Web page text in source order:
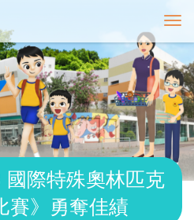
T
o
g
g
l
e
n
v
際特殊奧林匹克
賽》勇奪佳績